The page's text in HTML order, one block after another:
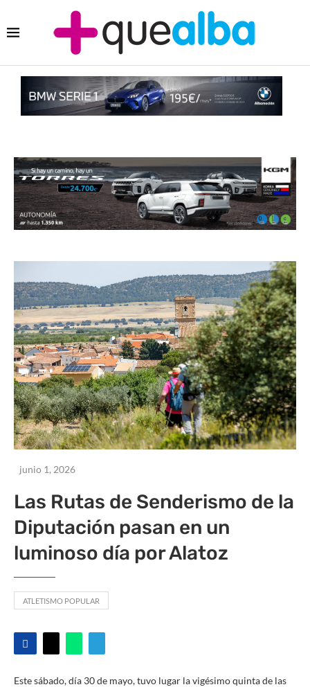
junio 1, 2026
Las Rutas de Senderismo de la
Diputación pasan en un
luminoso día por Alatoz
ATLETISMO POPULAR
Este sábado, día 30 de mayo, tuvo lugar la vigésimo quinta de las